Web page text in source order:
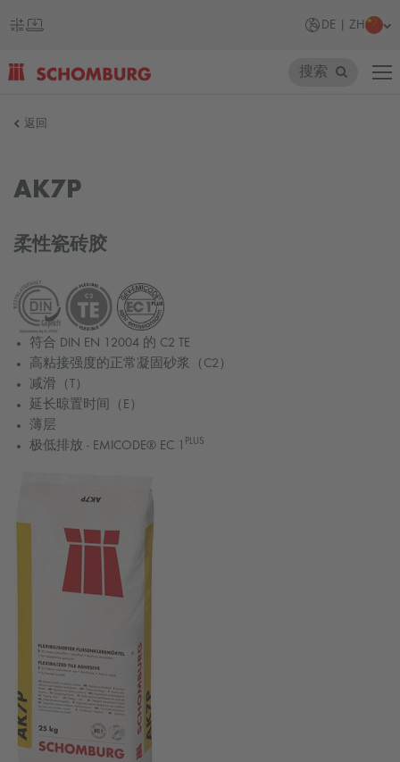
DE | ZH
国
搜索
返回
AK7P
柔性瓷砖胶
符合 DIN EN 12004 的 C2 TE
高粘接强度的正常凝固砂浆（C2）
减滑（T）
延长晾置时间（E）
薄层
极低排放 - EMICODE® EC 1 PLUS